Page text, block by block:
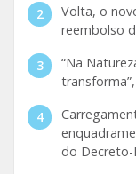
Volta, o
reembolso
“Na
do Decreto-